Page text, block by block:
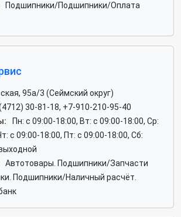
Подшипники/Подшипники/Оплата
95а/3 (Сеймский округ)
30-81-18, +7-910-210-95-40
Пн: c 09:00-18:00, Вт: c 09:00-18:00, Ср:
c 09:00-18:00, Пт: c 09:00-18:00, Сб:
Автотовары. Подшипники/Запчасти
Подшипники/Наличный расчёт.